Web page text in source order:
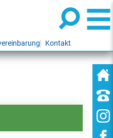
Kontakt